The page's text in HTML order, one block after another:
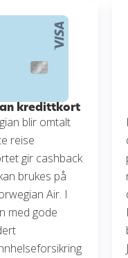
kredittkort
blir omtalt
reise
gir cashback
brukes på
Air. I
med gode